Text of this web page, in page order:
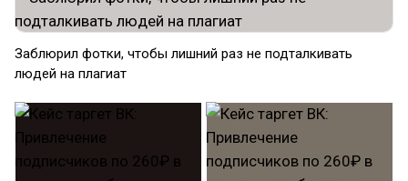
Заблюрил фотки, чтобы лишний раз не подталкивать
людей на плагиат